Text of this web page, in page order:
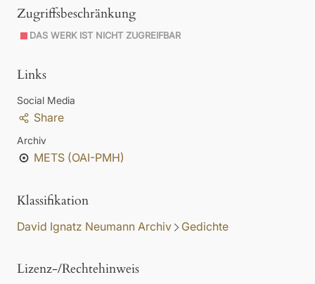
Zugriffsbeschränkung
DAS WERK IST NICHT ZUGREIFBAR
Links
Social Media
Share
Archiv
METS (OAI-PMH)
Klassifikation
David Ignatz Neumann Archiv Gedichte
Lizenz-/Rechtehinweis